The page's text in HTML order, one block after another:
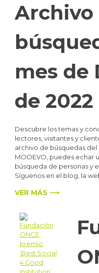
Archivo
mes de
de 2022
Descubre los temas y
lectores, visitantes y
archivo de búsquedas
MOOEVO, puedes echar
búsqueda de personas y
Síguenos en el blog, la
VER MÁS ⟶